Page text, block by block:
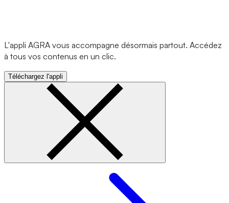
L'appli AGRA vous accompagne désormais partout. Accédez
à tous vos contenus en un clic.
Téléchargez l'appli